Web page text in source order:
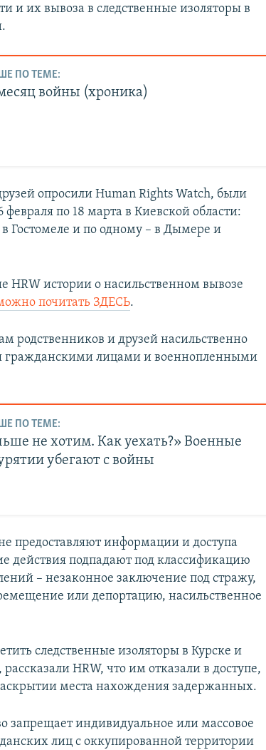
и их вывоза в следственные изоляторы в
ПО ТЕМЕ:
войны (хроника)
опросили Human Rights Watch, были
по 18 марта в Киевской области:
Гостомеле и по одному – в Дымере и
HRW истории о насильственном вывозе
почитать ЗДЕСЬ.
родственников и друзей насильственно
гражданскими лицами и военнопленными
ПО ТЕМЕ:
не хотим. Как уехать?» Военные
убегают с войны
предоставляют информации и доступа
действия подпадают под классификацию
– незаконное заключение под стражу,
или депортацию, насильственное
следственные изоляторы в Курске и
HRW, что им отказали в доступе,
места нахождения задержанных.
запрещает индивидуальное или массовое
лиц с оккупированной территории